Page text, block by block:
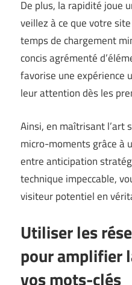
De plus, la rapidité joue
veillez à ce que votre
temps de chargement
concis agrémenté
favorise une
leur attention dès les
Ainsi, en maîtrisant l’art
micro-moments grâce à
entre anticipation
technique impeccable,
visiteur potentiel en
Utiliser les
pour amplifier
vos mots-clés